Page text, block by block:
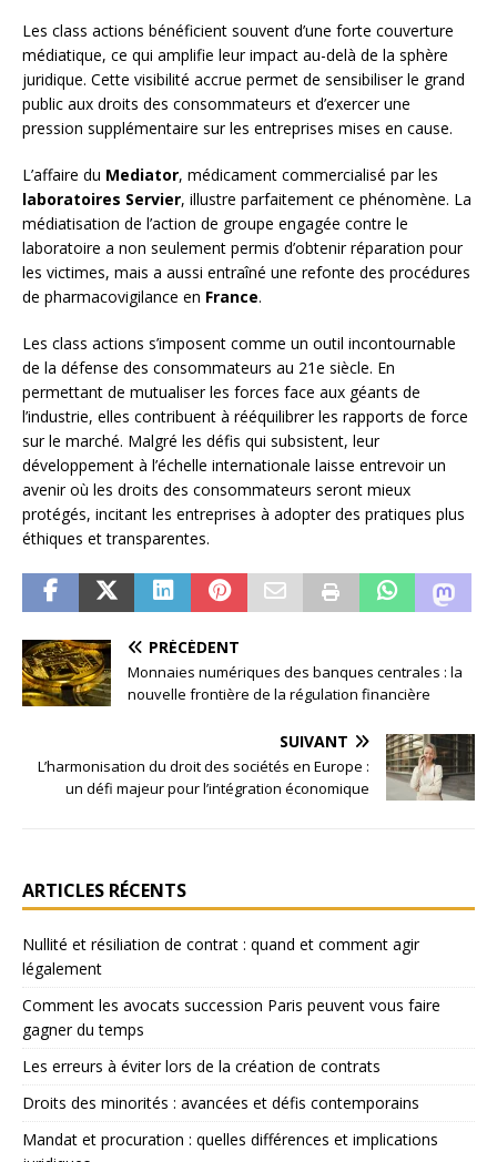
Les class actions bénéficient souvent d’une forte couverture
médiatique, ce qui amplifie leur impact au-delà de la sphère
juridique. Cette visibilité accrue permet de sensibiliser le grand
public aux droits des consommateurs et d’exercer une
pression supplémentaire sur les entreprises mises en cause.
L’affaire du Mediator, médicament commercialisé par les
laboratoires Servier, illustre parfaitement ce phénomène. La
médiatisation de l’action de groupe engagée contre le
laboratoire a non seulement permis d’obtenir réparation pour
les victimes, mais a aussi entraîné une refonte des procédures
de pharmacovigilance en France.
Les class actions s’imposent comme un outil incontournable
de la défense des consommateurs au 21e siècle. En
permettant de mutualiser les forces face aux géants de
l’industrie, elles contribuent à rééquilibrer les rapports de force
sur le marché. Malgré les défis qui subsistent, leur
développement à l’échelle internationale laisse entrevoir un
avenir où les droits des consommateurs seront mieux
protégés, incitant les entreprises à adopter des pratiques plus
éthiques et transparentes.
PRÉCÉDENT
Monnaies numériques des banques centrales : la
nouvelle frontière de la régulation financière
SUIVANT
L’harmonisation du droit des sociétés en Europe :
un défi majeur pour l’intégration économique
ARTICLES RÉCENTS
Nullité et résiliation de contrat : quand et comment agir
légalement
Comment les avocats succession Paris peuvent vous faire
gagner du temps
Les erreurs à éviter lors de la création de contrats
Droits des minorités : avancées et défis contemporains
Mandat et procuration : quelles différences et implications